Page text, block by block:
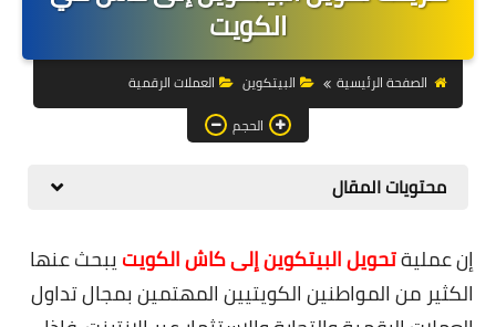
التجارة الالكترونية
التسويق
التداول
الهاتف
المواقع
الكويت
الصفحة الرئيسية البيتكوين
العملات الرقمية
الحجم
محتويات المقال
إن عمليةتحويل البيتكوين إلى كاش الكويتيبحث عنها
الكثير من المواطنين الكويتيين المهتمين بمجال تداول